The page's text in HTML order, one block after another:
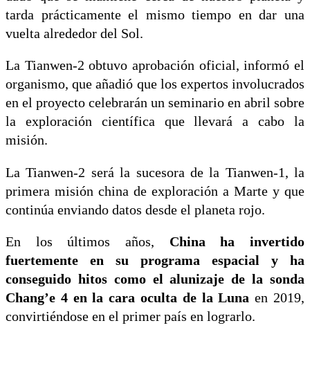
tarda prácticamente el mismo tiempo en dar una
vuelta alrededor del Sol.
La Tianwen-2 obtuvo aprobación oficial, informó el
organismo, que añadió que los expertos involucrados
en el proyecto celebrarán un seminario en abril sobre
la exploración científica que llevará a cabo la
misión.
La Tianwen-2 será la sucesora de la Tianwen-1, la
primera misión china de exploración a Marte y que
continúa enviando datos desde el planeta rojo.
En los últimos años, China ha invertido
fuertemente en su programa espacial y ha
conseguido hitos como el alunizaje de la sonda
Chang’e 4 en la cara oculta de la Luna en 2019,
convirtiéndose en el primer país en lograrlo.